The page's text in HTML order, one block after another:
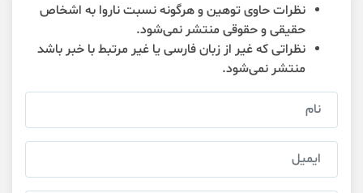
نظرات حاوی توهین و هرگونه نسبت ناروا به اشخاص
حقیقی و حقوقی منتشر نمی‌شود.
نظراتی که غیر از زبان فارسی یا غیر مرتبط با خبر باشد
منتشر نمی‌شود.